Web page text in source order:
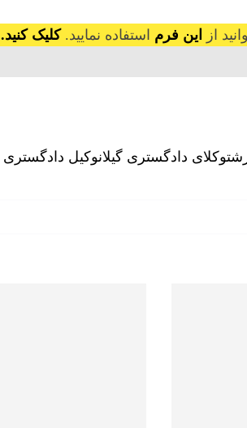
از این فرم استفاده نمایید. کلیک کنید.
وکلای دادگستری گیلانوکیل دادگستری